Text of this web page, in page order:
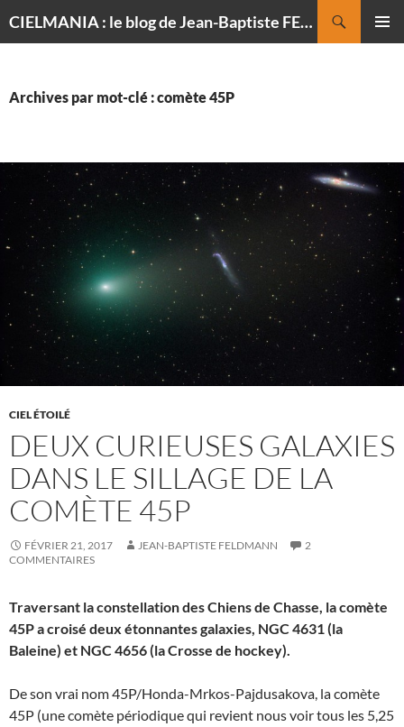
CIELMANIA : le blog de Jean-Baptiste FELDMANN, photographe du ciel
Archives par mot-clé : comète 45P
CIEL ÉTOILÉ
DEUX CURIEUSES GALAXIES
DANS LE SILLAGE DE LA
COMÈTE 45P
FÉVRIER 21, 2017 JEAN-BAPTISTE FELDMANN
2
COMMENTAIRES
Traversant la constellation des Chiens de Chasse, la comète
45P a croisé deux étonnantes galaxies, NGC 4631 (la
Baleine) et NGC 4656 (la Crosse de hockey).
De son vrai nom 45P/Honda-Mrkos-Pajdusakova, la comète
45P (une comète périodique qui revient nous voir tous les 5,25